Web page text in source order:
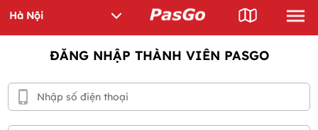
ĐĂNG NHẬP THÀNH VIÊN PASGO